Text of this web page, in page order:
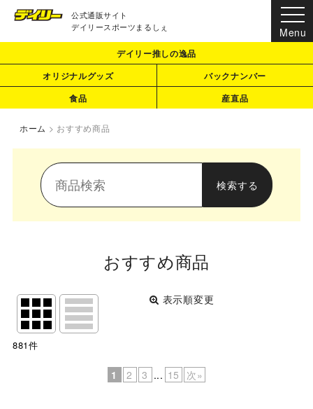
公式通販サイト
デイリースポーツまるしぇ
デイリー推しの逸品
オリジナルグッズ
バックナンバー
食品
産直品
ホーム > おすすめ商品
おすすめ商品
表示順変更
表示数
881件
1 2 3 ... 15 次»